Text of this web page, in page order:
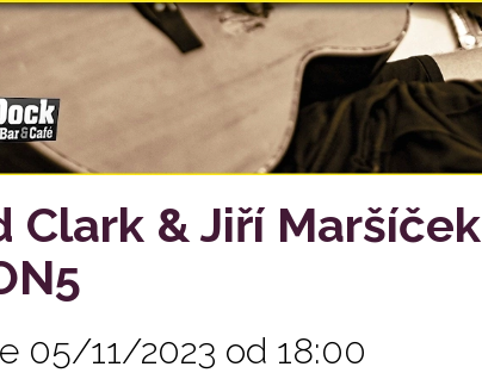
Clark & Jiří Maršíček
05/11/2023 od 18:00